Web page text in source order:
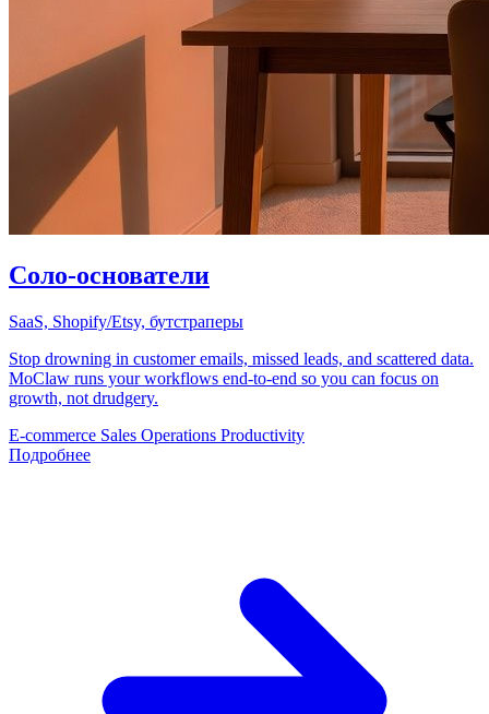
Соло-основатели
SaaS, Shopify/Etsy, бутстраперы
Stop drowning in customer emails, missed leads, and scattered data.
MoClaw runs your workflows end-to-end so you can focus on
growth, not drudgery.
E-commerce Sales Operations Productivity
Подробнее